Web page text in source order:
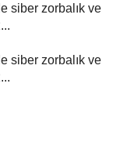
siber zorbalık ve
siber zorbalık ve